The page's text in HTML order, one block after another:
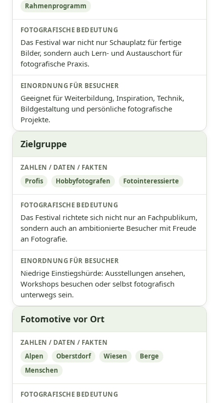
Rahmenprogramm
Das Festival war nicht nur Schauplatz für fertige
Bilder, sondern auch Lern- und Austauschort für
fotografische Praxis.
Geeignet für Weiterbildung, Inspiration, Technik,
Bildgestaltung und persönliche fotografische
Projekte.
Zielgruppe
Profis Hobbyfotografen Fotointeressierte
Das Festival richtete sich nicht nur an Fachpublikum,
sondern auch an ambitionierte Besucher mit Freude
an Fotografie.
Niedrige Einstiegshürde: Ausstellungen ansehen,
Workshops besuchen oder selbst fotografisch
unterwegs sein.
Fotomotive vor Ort
Alpen Oberstdorf Wiesen
Berge
Menschen